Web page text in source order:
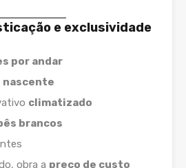
e exclusividade
por andar
nascente
climatizado
brancos
obra a preço de custo